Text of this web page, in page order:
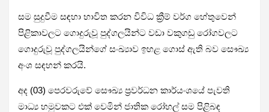
සම සුදුවීම සඳහා භාවිත කරන විවිධ ක්‍රීම් වර්ග හේතුවෙන්
පිළිකාවලට ගොදුරුවූ පුද්ගලයින්ට වඩා වකුගඩු රෝගවලට
ගොදුරුවූ පුද්ගලයින්ගේ සංඛ්‍යාව ඉහළ ගොස් ඇති බව සෞඛ්‍ය
අංශ සඳහන් කරයි.
අද (03) පෙරවරුවේ සෞඛ්‍ය ප්‍රවර්ධන කාර්යංශයේ පැවති
මාධ්‍ය හමුවකට එක් වෙමින් ජාතික රෝහල් සම පිළිබඳ